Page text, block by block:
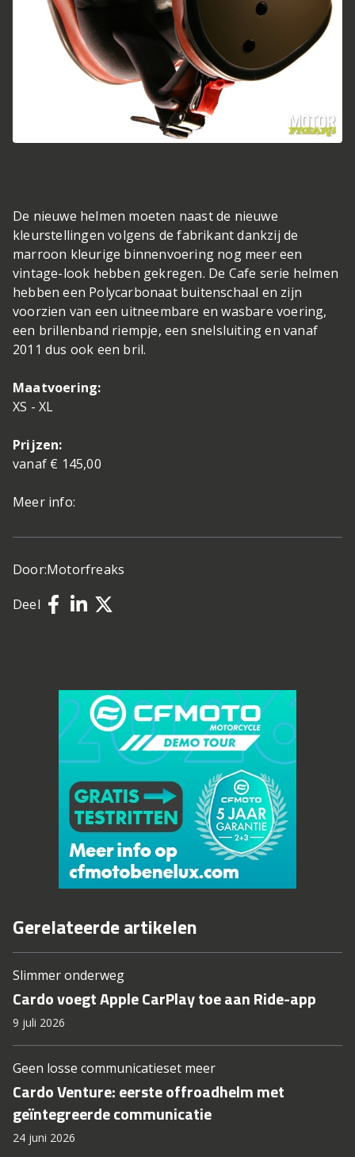
De nieuwe helmen moeten naast de nieuwe
kleurstellingen volgens de fabrikant dankzij de
marroon kleurige binnenvoering nog meer een
vintage-look hebben gekregen. De Cafe serie helmen
hebben een Polycarbonaat buitenschaal en zijn
voorzien van een uitneembare en wasbare voering,
een brillenband riempje, een snelsluiting en vanaf
2011 dus ook een bril.
Maatvoering:
XS - XL
Prijzen:
vanaf € 145,00
Meer info:
Door:Motorfreaks
Deel
Gerelateerde artikelen
Slimmer onderweg
Cardo voegt Apple CarPlay toe aan Ride-app
9 juli 2026
Geen losse communicatieset meer
Cardo Venture: eerste offroadhelm met
geïntegreerde communicatie
24 juni 2026